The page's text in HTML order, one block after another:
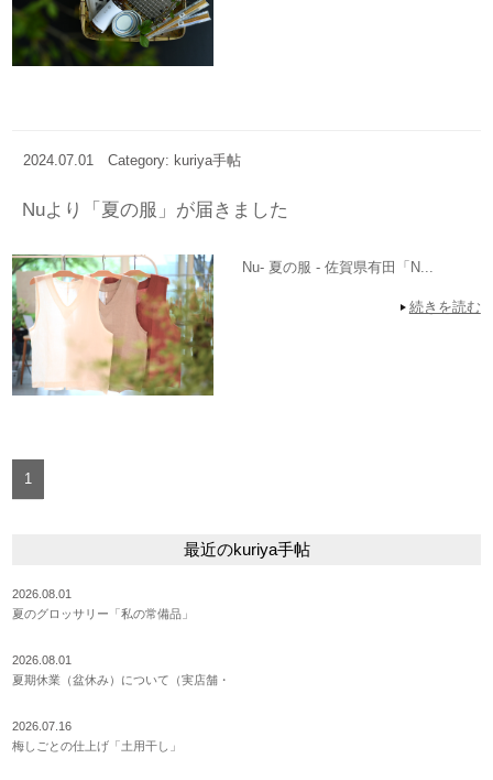
2024.07.01 Category: kuriya手帖
Nuより「夏の服」が届きました
Nu‐ 夏の服 ‐ 佐賀県有田「N...
続きを読む
1
最近のkuriya手帖
2026.08.01
夏のグロッサリー「私の常備品」
2026.08.01
夏期休業（盆休み）について（実店舗・
2026.07.16
梅しごとの仕上げ「土用干し」